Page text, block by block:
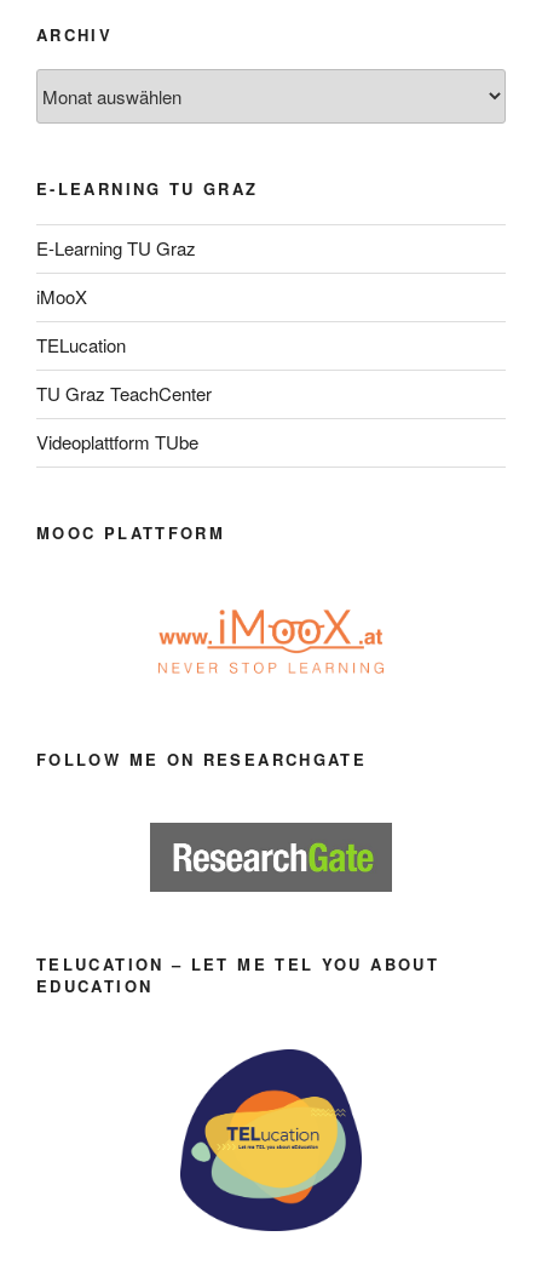
ARCHIV
E-LEARNING TU GRAZ
E-Learning TU Graz
iMooX
TELucation
TU Graz TeachCenter
Videoplattform TUbe
MOOC PLATTFORM
FOLLOW ME ON RESEARCHGATE
TELUCATION – LET ME TEL YOU ABOUT
EDUCATION